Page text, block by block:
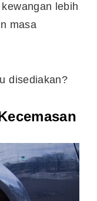
lebih
masa
disediakan?